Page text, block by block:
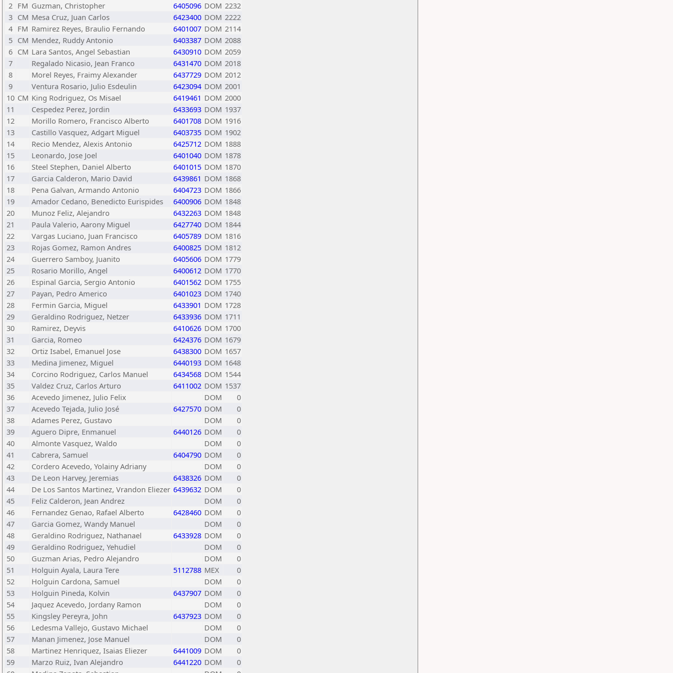
2 FM Guzman, Christopher 6405096 DOM 2232
3 CM Mesa Cruz, Juan Carlos 6423400 DOM 2222
4 FM Ramirez Reyes, Braulio Fernando 6401007 DOM 2114
5 CM Mendez, Ruddy Antonio 6403387 DOM 2088
6 CM Lara Santos, Angel Sebastian 6430910 DOM 2059
7
Regalado Nicasio, Jean Franco 6431470 DOM 2018
8
Morel Reyes, Fraimy Alexander 6437729 DOM 2012
9
Ventura Rosario, Julio Esdeulin 6423094 DOM 2001
10 CM King Rodriguez, Os Misael 6419461 DOM 2000
11
Cespedez Perez, Jordin 6433693 DOM 1937
12
Morillo Romero, Francisco Alberto 6401708 DOM 1916
13
Castillo Vasquez, Adgart Miguel 6403735 DOM 1902
14
Recio Mendez, Alexis Antonio 6425712 DOM 1888
15
Leonardo, Jose Joel 6401040 DOM 1878
16
Steel Stephen, Daniel Alberto 6401015 DOM 1870
17
Garcia Calderon, Mario David 6439861 DOM 1868
18
Pena Galvan, Armando Antonio 6404723 DOM 1866
19
Amador Cedano, Benedicto Eurispides 6400906 DOM 1848
20
Munoz Feliz, Alejandro 6432263 DOM 1848
21
Paula Valerio, Aarony Miguel 6427740 DOM 1844
22
Vargas Luciano, Juan Francisco 6405789 DOM 1816
23
Rojas Gomez, Ramon Andres 6400825 DOM 1812
24
Guerrero Samboy, Juanito 6405606 DOM 1779
25
Rosario Morillo, Angel 6400612 DOM 1770
26
Espinal Garcia, Sergio Antonio 6401562 DOM 1755
27
Payan, Pedro Americo 6401023 DOM 1740
28
Fermin Garcia, Miguel 6433901 DOM 1728
29
Geraldino Rodriguez, Netzer 6433936 DOM 1711
30
Ramirez, Deyvis 6410626 DOM 1700
31
Garcia, Romeo 6424376 DOM 1679
32
Ortiz Isabel, Emanuel Jose 6438300 DOM 1657
33
Medina Jimenez, Miguel 6440193 DOM 1648
34
Corcino Rodriguez, Carlos Manuel 6434568 DOM 1544
35
Valdez Cruz, Carlos Arturo 6411002 DOM 1537
36
Acevedo Jimenez, Julio Felix DOM
0
37
Acevedo Tejada, Julio José 6427570 DOM
0
38
Adames Perez, Gustavo DOM
0
39
Aguero Dipre, Enmanuel 6440126 DOM
0
40
Almonte Vasquez, Waldo DOM
0
41
Cabrera, Samuel 6404790 DOM
0
42
Cordero Acevedo, Yolainy Adriany DOM
0
43
De Leon Harvey, Jeremias 6438326 DOM
0
44
De Los Santos Martinez, Vrandon Eliezer 6439632 DOM
0
45
Feliz Calderon, Jean Andrez DOM
0
46
Fernandez Genao, Rafael Alberto 6428460 DOM
0
47
Garcia Gomez, Wandy Manuel DOM
0
48
Geraldino Rodriguez, Nathanael 6433928 DOM
0
49
Geraldino Rodriguez, Yehudiel DOM
0
50
Guzman Arias, Pedro Alejandro DOM
0
51
Holguin Ayala, Laura Tere 5112788 MEX
0
52
Holguin Cardona, Samuel DOM
0
53
Holguin Pineda, Kolvin 6437907 DOM
0
54
Jaquez Acevedo, Jordany Ramon DOM
0
55
Kingsley Pereyra, John 6437923 DOM
0
56
Ledesma Vallejo, Gustavo Michael DOM
0
57
Manan Jimenez, Jose Manuel DOM
0
58
Martinez Henriquez, Isaias Eliezer 6441009 DOM
0
59
Marzo Ruiz, Ivan Alejandro 6441220 DOM
0